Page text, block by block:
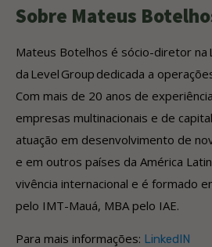
Sobre Mateus
Mateus Botelhos é sócio-diretor na
da Level Group dedicada a
Com mais de 20 anos de
empresas multinacionais e de
atuação em desenvolvimento de
e em outros países da América
vivência internacional e é formado
pelo IMT-Mauá, MBA pelo IAE.
Para mais informações: LinkedIN